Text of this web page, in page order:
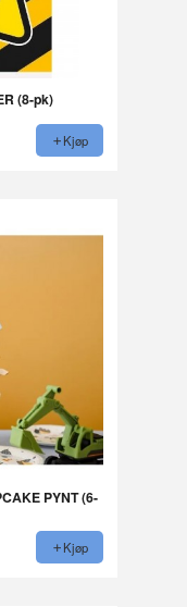
(8-pk)
Kjøp
PYNT (6-
Kjøp